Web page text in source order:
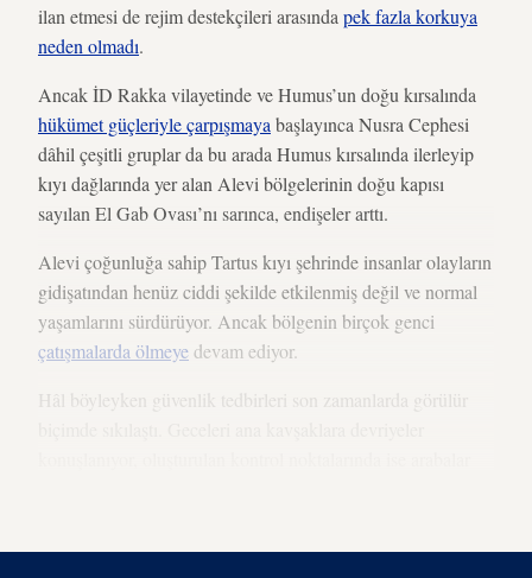
ilan etmesi de rejim destekçileri arasında pek fazla korkuya
neden olmadı.
Ancak İD Rakka vilayetinde ve Humus’un doğu kırsalında
hükümet güçleriyle çarpışmaya başlayınca Nusra Cephesi
dâhil çeşitli gruplar da bu arada Humus kırsalında ilerleyip
kıyı dağlarında yer alan Alevi bölgelerinin doğu kapısı
sayılan El Gab Ovası’nı sarınca, endişeler arttı.
Alevi çoğunluğa sahip Tartus kıyı şehrinde insanlar olayların
gidişatından henüz ciddi şekilde etkilenmiş değil ve normal
yaşamlarını sürdürüyor. Ancak bölgenin birçok genci
çatışmalarda ölmeyedevam ediyor.
Hâl böyleyken güvenlik tedbirleri son zamanlarda görülür